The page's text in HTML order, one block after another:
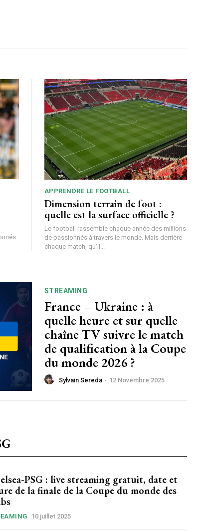
APPRENDRE LE FOOTBALL
Dimension terrain de foot :
quelle est la surface officielle ?
Le football rassemble chaque année des millions
de passionnés à travers le monde. Mais derrière
chaque match, qu’il...
STREAMING
France – Ukraine : à
quelle heure et sur quelle
chaîne TV suivre le match
de qualification à la Coupe
du monde 2026 ?
Sylvain Sereda - 12 Novembre 2025
PSG : live streaming gratuit, date et
de la finale de la Coupe du monde des
10 juillet 2025